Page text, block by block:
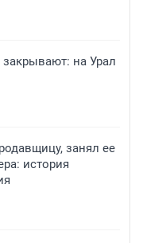
на Урал
занял ее
история